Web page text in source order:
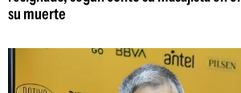
su muerte